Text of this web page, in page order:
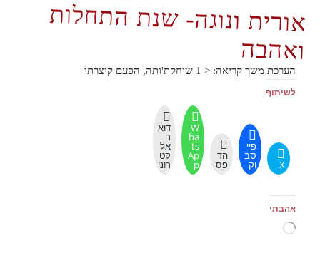
אורית ונוגה- שנת התחלות
ואהבה
הערכת משך קריאה: < 1 שיחקת'ותה, הפעם קיצרתי
לשיתוף
X
פיי
סב
וק
הד
פס
W
ha
ts
Ap
p
דוא
ר
אל
קט
רוני
אהבתי
טוען...